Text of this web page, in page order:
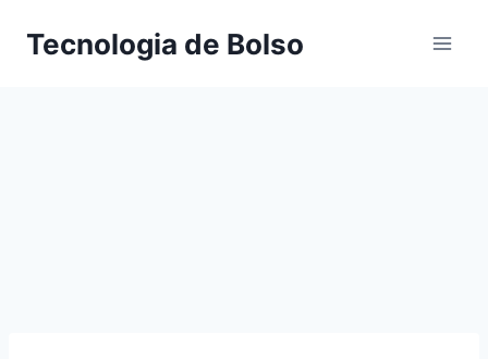
Tecnologia de Bolso